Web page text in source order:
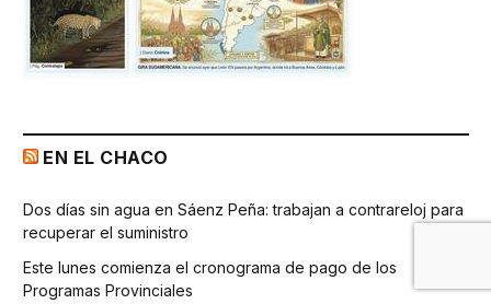
EN EL CHACO
Dos días sin agua en Sáenz Peña: trabajan a contrareloj para
recuperar el suministro
Este lunes comienza el cronograma de pago de los
Programas Provinciales